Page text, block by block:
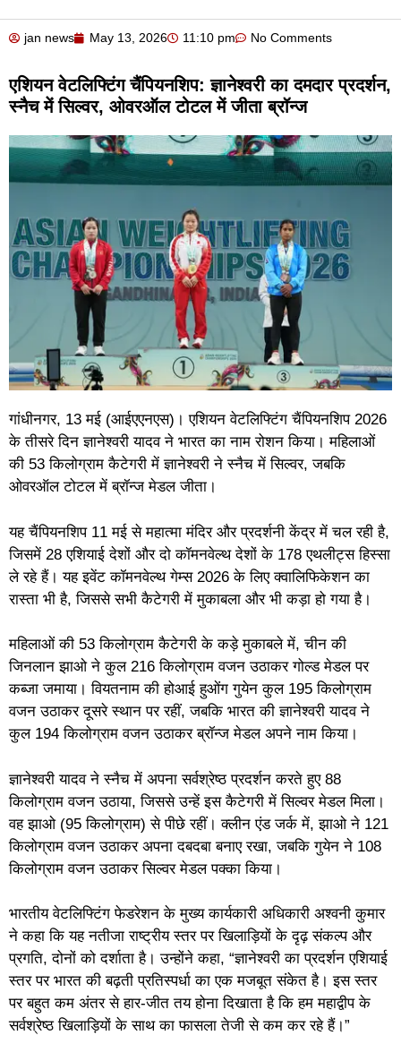
jan news May 13, 2026 11:10 pm No Comments
एशियन वेटलिफ्टिंग चैंपियनशिप: ज्ञानेश्वरी का दमदार प्रदर्शन,
स्नैच में सिल्वर, ओवरऑल टोटल में जीता ब्रॉन्ज
गांधीनगर, 13 मई (आईएएनएस)। एशियन वेटलिफ्टिंग चैंपियनशिप 2026
के तीसरे दिन ज्ञानेश्वरी यादव ने भारत का नाम रोशन किया। महिलाओं
की 53 किलोग्राम कैटेगरी में ज्ञानेश्वरी ने स्नैच में सिल्वर, जबकि
ओवरऑल टोटल में ब्रॉन्ज मेडल जीता।
यह चैंपियनशिप 11 मई से महात्मा मंदिर और प्रदर्शनी केंद्र में चल रही है,
जिसमें 28 एशियाई देशों और दो कॉमनवेल्थ देशों के 178 एथलीट्स हिस्सा
ले रहे हैं। यह इवेंट कॉमनवेल्थ गेम्स 2026 के लिए क्वालिफिकेशन का
रास्ता भी है, जिससे सभी कैटेगरी में मुकाबला और भी कड़ा हो गया है।
महिलाओं की 53 किलोग्राम कैटेगरी के कड़े मुकाबले में, चीन की
जिनलान झाओ ने कुल 216 किलोग्राम वजन उठाकर गोल्ड मेडल पर
कब्जा जमाया। वियतनाम की होआई हुओंग गुयेन कुल 195 किलोग्राम
वजन उठाकर दूसरे स्थान पर रहीं, जबकि भारत की ज्ञानेश्वरी यादव ने
कुल 194 किलोग्राम वजन उठाकर ब्रॉन्ज मेडल अपने नाम किया।
ज्ञानेश्वरी यादव ने स्नैच में अपना सर्वश्रेष्ठ प्रदर्शन करते हुए 88
किलोग्राम वजन उठाया, जिससे उन्हें इस कैटेगरी में सिल्वर मेडल मिला।
वह झाओ (95 किलोग्राम) से पीछे रहीं। क्लीन एंड जर्क में, झाओ ने 121
किलोग्राम वजन उठाकर अपना दबदबा बनाए रखा, जबकि गुयेन ने 108
किलोग्राम वजन उठाकर सिल्वर मेडल पक्का किया।
भारतीय वेटलिफ्टिंग फेडरेशन के मुख्य कार्यकारी अधिकारी अश्वनी कुमार
ने कहा कि यह नतीजा राष्ट्रीय स्तर पर खिलाड़ियों के दृढ़ संकल्प और
प्रगति, दोनों को दर्शाता है। उन्होंने कहा, “ज्ञानेश्वरी का प्रदर्शन एशियाई
स्तर पर भारत की बढ़ती प्रतिस्पर्धा का एक मजबूत संकेत है। इस स्तर
पर बहुत कम अंतर से हार-जीत तय होना दिखाता है कि हम महाद्वीप के
सर्वश्रेष्ठ खिलाड़ियों के साथ का फासला तेजी से कम कर रहे हैं।”